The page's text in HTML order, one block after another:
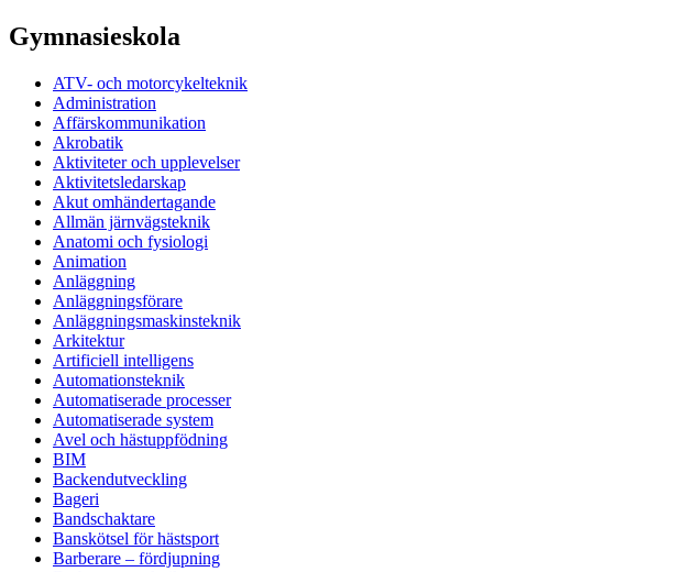
Gymnasieskola
ATV- och motorcykelteknik
Administration
Affärskommunikation
Akrobatik
Aktiviteter och upplevelser
Aktivitetsledarskap
Akut omhändertagande
Allmän järnvägsteknik
Anatomi och fysiologi
Animation
Anläggning
Anläggningsförare
Anläggningsmaskinsteknik
Arkitektur
Artificiell intelligens
Automationsteknik
Automatiserade processer
Automatiserade system
Avel och hästuppfödning
BIM
Backendutveckling
Bageri
Bandschaktare
Banskötsel för hästsport
Barberare – fördjupning